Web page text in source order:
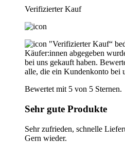
Verifizierter Kauf
"Verifizierter Kauf“
Käufer:innen abgegeben
bei uns gekauft haben.
alle, die ein Kundenkonto bei
Bewertet mit 5 von 5 Sternen.
Sehr gute Produkte
Sehr zufrieden, schnelle
Gern wieder.